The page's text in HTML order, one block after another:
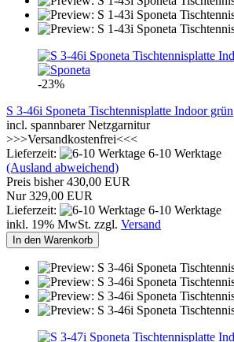
-23%
S 3-46i Sponeta Tischtennisplatte Indoor grün
incl. spannbarer Netzgarnitur
>>>Versandkostenfrei<<<
Lieferzeit:
6-10 Werktage
(Ausland abweichend)
Preis bisher 430,00 EUR
Nur 329,00 EUR
Lieferzeit:
6-10 Werktage
inkl. 19% MwSt. zzgl. Versand
In den Warenkorb